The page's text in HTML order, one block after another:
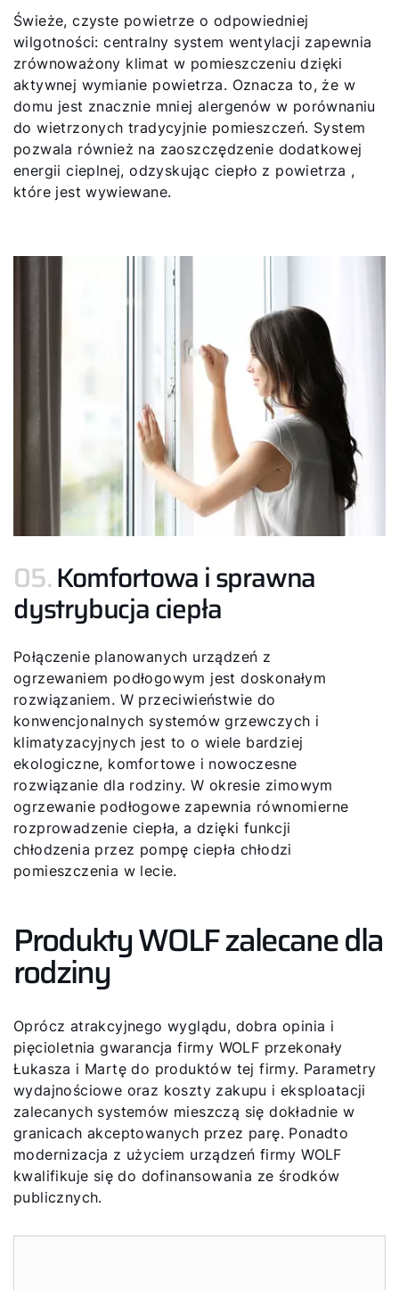
Świeże, czyste powietrze o odpowiedniej
wilgotności: centralny system wentylacji zapewnia
zrównoważony klimat w pomieszczeniu dzięki
aktywnej wymianie powietrza. Oznacza to, że w
domu jest znacznie mniej alergenów w porównaniu
do wietrzonych tradycyjnie pomieszczeń. System
pozwala również na zaoszczędzenie dodatkowej
energii cieplnej, odzyskując ciepło z powietrza ,
które jest wywiewane.
05.Komfortowa i sprawna
dystrybucja ciepła
Połączenie planowanych urządzeń z
ogrzewaniem podłogowym jest doskonałym
rozwiązaniem. W przeciwieństwie do
konwencjonalnych systemów grzewczych i
klimatyzacyjnych jest to o wiele bardziej
ekologiczne, komfortowe i nowoczesne
rozwiązanie dla rodziny. W okresie zimowym
ogrzewanie podłogowe zapewnia równomierne
rozprowadzenie ciepła, a dzięki funkcji
chłodzenia przez pompę ciepła chłodzi
pomieszczenia w lecie.
Produkty WOLF zalecane dla
rodziny
Oprócz atrakcyjnego wyglądu, dobra opinia i
pięcioletnia gwarancja firmy WOLF przekonały
Łukasza i Martę do produktów tej firmy. Parametry
wydajnościowe oraz koszty zakupu i eksploatacji
zalecanych systemów mieszczą się dokładnie w
granicach akceptowanych przez parę. Ponadto
modernizacja z użyciem urządzeń firmy WOLF
kwalifikuje się do dofinansowania ze środków
publicznych.
Przydatne linki
Kariera
O nas
Kontakt